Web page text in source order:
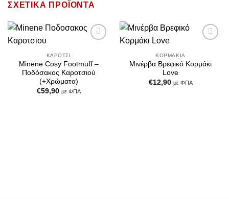
ΣΧΕΤΙΚΆ ΠΡΟΪΌΝΤΑ
ΚΑΡΌΤΣΙ
Minene Cosy Footmuff –
Ποδόσακος Καροτσιού
(+Χρώματα)
€59,90 με ΦΠΑ
ΚΟΡΜΆΚΙΑ
Μινέρβα Βρεφικό Κορμάκι
Love
€12,90 με ΦΠΑ